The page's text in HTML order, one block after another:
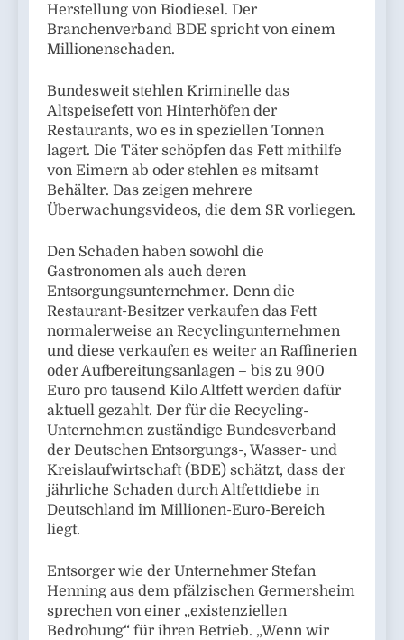
Herstellung von Biodiesel. Der
Branchenverband BDE spricht von einem
Millionenschaden.
Bundesweit stehlen Kriminelle das
Altspeisefett von Hinterhöfen der
Restaurants, wo es in speziellen Tonnen
lagert. Die Täter schöpfen das Fett mithilfe
von Eimern ab oder stehlen es mitsamt
Behälter. Das zeigen mehrere
Überwachungsvideos, die dem SR vorliegen.
Den Schaden haben sowohl die
Gastronomen als auch deren
Entsorgungsunternehmer. Denn die
Restaurant-Besitzer verkaufen das Fett
normalerweise an Recyclingunternehmen
und diese verkaufen es weiter an Raffinerien
oder Aufbereitungsanlagen – bis zu 900
Euro pro tausend Kilo Altfett werden dafür
aktuell gezahlt. Der für die Recycling-
Unternehmen zuständige Bundesverband
der Deutschen Entsorgungs-, Wasser- und
Kreislaufwirtschaft (BDE) schätzt, dass der
jährliche Schaden durch Altfettdiebe in
Deutschland im Millionen-Euro-Bereich
liegt.
Entsorger wie der Unternehmer Stefan
Henning aus dem pfälzischen Germersheim
sprechen von einer „existenziellen
Bedrohung“ für ihren Betrieb. „Wenn wir